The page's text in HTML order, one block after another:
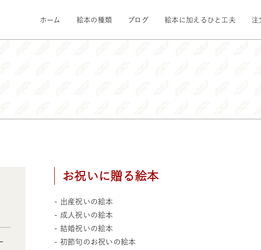
ホーム 絵本の種類 ブログ 絵本に加えるひと工夫 注
お祝いに贈る絵本
- 出産祝いの絵本
- 成人祝いの絵本
- 結婚祝いの絵本
- 初節句のお祝いの絵本